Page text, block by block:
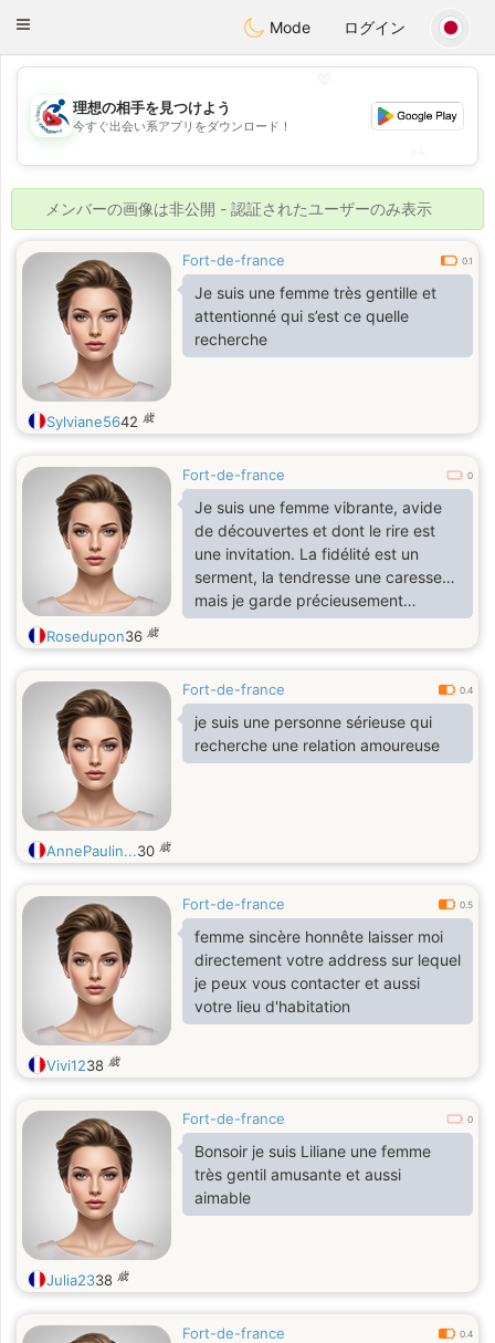
Handi Space
Toggle
Mode ログイン
💖
💕
理想の相手を見つけよう
今すぐ出会い系アプリをダウンロード！
メンバーの画像は非公開 - 認証されたユーザーのみ表示
Fort-de-france 0.1
Je suis une femme très gentille et
attentionné qui s’est ce quelle
recherche
Sylviane5642 歳
Fort-de-france 0
Je suis une femme vibrante, avide
de découvertes et dont le rire est
une invitation. La fidélité est un
serment, la tendresse une caresse…
mais je garde précieusement
quelques secrets pour celui qui
saura les dérober à mon cœur.
Rosedupon36 歳
Fort-de-france 0.4
je suis une personne sérieuse qui
recherche une relation amoureuse
AnnePaulin...30 歳
Fort-de-france 0.5
femme sincère honnête laisser moi
directement votre address sur lequel
je peux vous contacter et aussi
votre lieu d'habitation
Vivi1238 歳
Fort-de-france 0
Bonsoir je suis Liliane une femme
très gentil amusante et aussi
aimable
Julia2338 歳
Fort-de-france 0.4